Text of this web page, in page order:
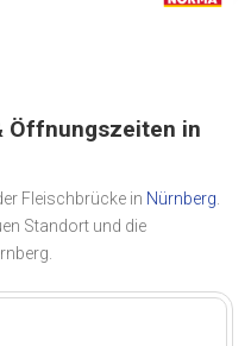
Öffnungszeiten in
Fleischbrücke in Nürnberg.
Standort und die